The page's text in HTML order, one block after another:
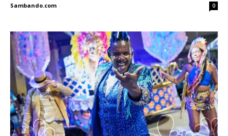
Sambando.com - 0